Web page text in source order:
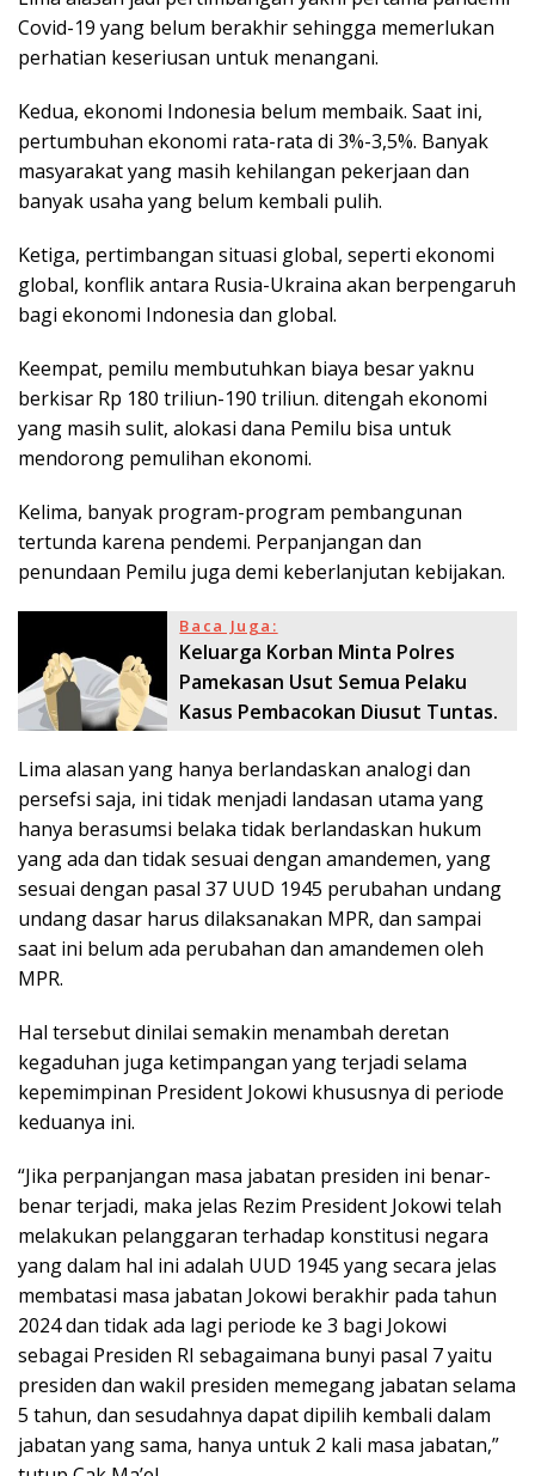
Covid-19 yang belum berakhir sehingga memerlukan
perhatian keseriusan untuk menangani.
Kedua, ekonomi Indonesia belum membaik. Saat ini,
pertumbuhan ekonomi rata-rata di 3%-3,5%. Banyak
masyarakat yang masih kehilangan pekerjaan dan
banyak usaha yang belum kembali pulih.
Ketiga, pertimbangan situasi global, seperti ekonomi
global, konflik antara Rusia-Ukraina akan berpengaruh
bagi ekonomi Indonesia dan global.
Keempat, pemilu membutuhkan biaya besar yaknu
berkisar Rp 180 triliun-190 triliun. ditengah ekonomi
yang masih sulit, alokasi dana Pemilu bisa untuk
mendorong pemulihan ekonomi.
Kelima, banyak program-program pembangunan
tertunda karena pendemi. Perpanjangan dan
penundaan Pemilu juga demi keberlanjutan kebijakan.
Baca Juga:
Keluarga Korban Minta Polres
Pamekasan Usut Semua Pelaku
Kasus Pembacokan Diusut Tuntas.
Lima alasan yang hanya berlandaskan analogi dan
persefsi saja, ini tidak menjadi landasan utama yang
hanya berasumsi belaka tidak berlandaskan hukum
yang ada dan tidak sesuai dengan amandemen, yang
sesuai dengan pasal 37 UUD 1945 perubahan undang
undang dasar harus dilaksanakan MPR, dan sampai
saat ini belum ada perubahan dan amandemen oleh
MPR.
Hal tersebut dinilai semakin menambah deretan
kegaduhan juga ketimpangan yang terjadi selama
kepemimpinan President Jokowi khususnya di periode
keduanya ini.
“Jika perpanjangan masa jabatan presiden ini benar-
benar terjadi, maka jelas Rezim President Jokowi telah
melakukan pelanggaran terhadap konstitusi negara
yang dalam hal ini adalah UUD 1945 yang secara jelas
membatasi masa jabatan Jokowi berakhir pada tahun
2024 dan tidak ada lagi periode ke 3 bagi Jokowi
sebagai Presiden RI sebagaimana bunyi pasal 7 yaitu
presiden dan wakil presiden memegang jabatan selama
5 tahun, dan sesudahnya dapat dipilih kembali dalam
jabatan yang sama, hanya untuk 2 kali masa jabatan,”